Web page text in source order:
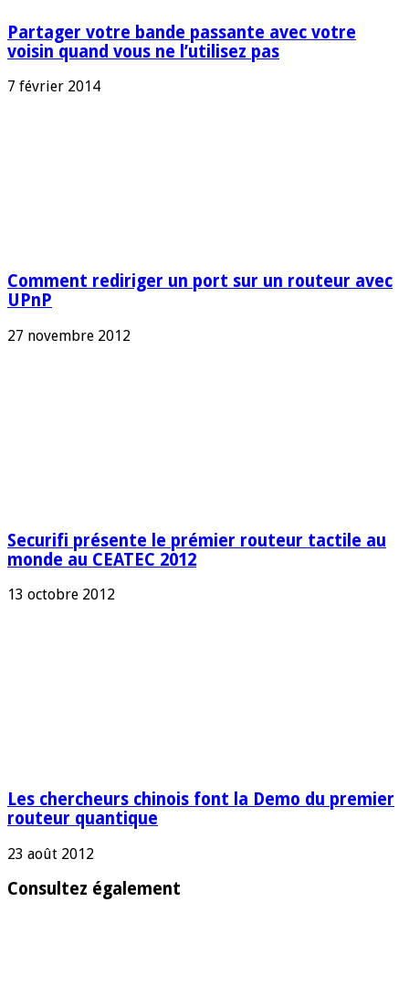
Partager votre bande passante avec votre
voisin quand vous ne l’utilisez pas
7 février 2014
Comment rediriger un port sur un routeur avec
UPnP
27 novembre 2012
Securifi présente le prémier routeur tactile au
monde au CEATEC 2012
13 octobre 2012
Les chercheurs chinois font la Demo du premier
routeur quantique
23 août 2012
Consultez également